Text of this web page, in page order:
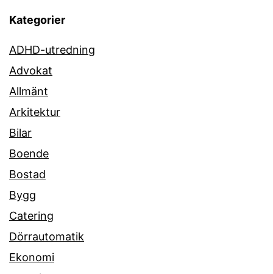
Kategorier
ADHD-utredning
Advokat
Allmänt
Arkitektur
Bilar
Boende
Bostad
Bygg
Catering
Dörrautomatik
Ekonomi